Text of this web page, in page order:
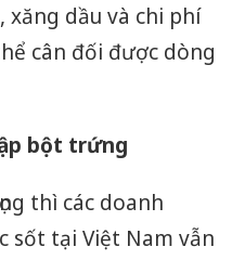
xăng dầu và chi phí
cân đối được dòng
bột trứng
thì các doanh
sốt tại Việt Nam vẫn